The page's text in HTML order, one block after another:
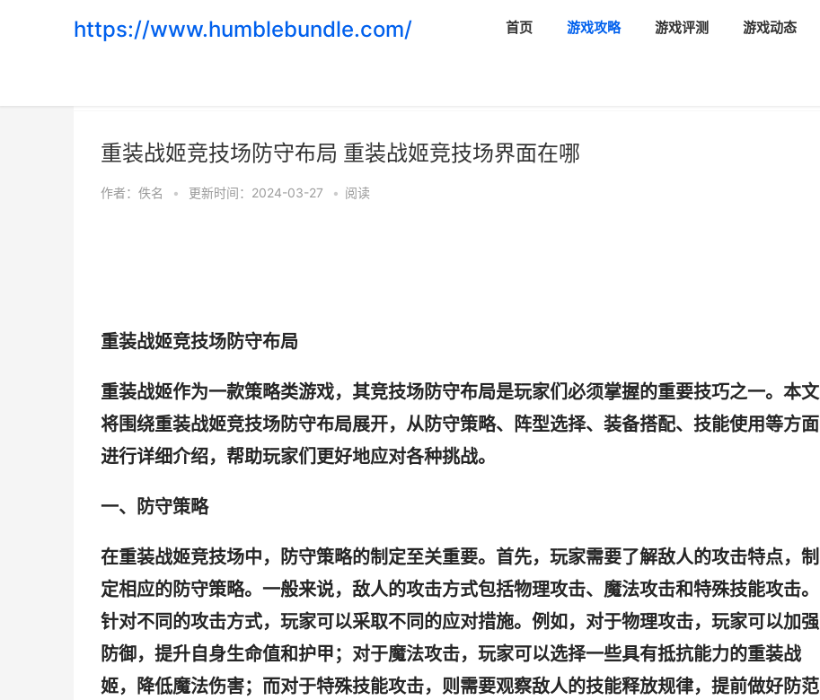
https://www.humblebundle.com/ 首页 游戏攻略 游戏评测 游戏动态
重装战姬竞技场防守布局 重装战姬竞技场界面在哪
作者： 佚名 • 更新时间：2024-03-27 • 阅读
重装战姬竞技场防守布局
重装战姬作为一款策略类游戏，其竞技场防守布局是玩家们必须掌握的重要技巧之一。本文
将围绕重装战姬竞技场防守布局展开，从防守策略、阵型选择、装备搭配、技能使用等方面
进行详细介绍，帮助玩家们更好地应对各种挑战。
一、防守策略
在重装战姬竞技场中，防守策略的制定至关重要。首先，玩家需要了解敌人的攻击特点，制
定相应的防守策略。一般来说，敌人的攻击方式包括物理攻击、魔法攻击和特殊技能攻击。
针对不同的攻击方式，玩家可以采取不同的应对措施。例如，对于物理攻击，玩家可以加强
防御，提升自身生命值和护甲；对于魔法攻击，玩家可以选择一些具有抵抗能力的重装战
姬，降低魔法伤害；而对于特殊技能攻击，则需要观察敌人的技能释放规律，提前做好防范